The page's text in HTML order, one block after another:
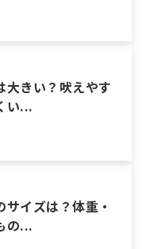
大きい？吠えやす
い...
イズは？体重・
の...